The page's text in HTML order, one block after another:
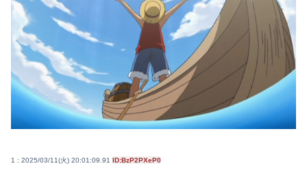
1 : 2025/03/11(火) 20:01:09.91 ID:BzP2PXeP0